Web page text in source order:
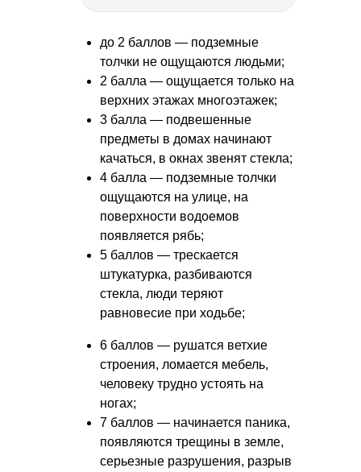
до 2 баллов — подземные
толчки не ощущаются людьми;
2 балла — ощущается только на
верхних этажах многоэтажек;
3 балла — подвешенные
предметы в домах начинают
качаться, в окнах звенят стекла;
4 балла — подземные толчки
ощущаются на улице, на
поверхности водоемов
появляется рябь;
5 баллов — трескается
штукатурка, разбиваются
стекла, люди теряют
равновесие при ходьбе;
6 баллов — рушатся ветхие
строения, ломается мебель,
человеку трудно устоять на
ногах;
7 баллов — начинается паника,
появляются трещины в земле,
серьезные разрушения, разрыв